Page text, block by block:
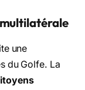
une
du Golfe. La